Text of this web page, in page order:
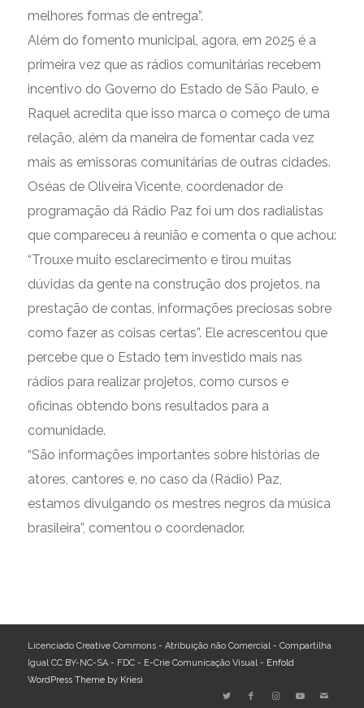
melhores formas de entrega”.
Além do fomento municipal, agora, em 2025 é a
primeira vez que as rádios comunitárias recebem
incentivo do Governo do Estado de São Paulo, e
Raquel acredita que isso marca o começo de uma
relação, além da maneira de fomentar cada vez
mais as emissoras comunitárias de outras cidades.
Oséas de Oliveira Vicente, coordenador de
programação dá Rádio Paz foi um dos radialistas
que compareceu à reunião e comenta o que achou:
“Trouxe muito esclarecimento e tirou muitas
dúvidas da gente na construção dos projetos, na
prestação de contas, informações preciosas sobre
como fazer as coisas certas”. Ele acrescentou que
percebe que o Estado tem investido mais nas
rádios para realizar projetos, como cursos e
oficinas obtendo bons resultados para a
comunidade.
“São informações importantes sobre histórias de
atores, cantores e, no caso da (Rádio) Paz,
estamos divulgando os mestres negros da música
brasileira”, comentou o coordenador.
Licenciado Creative Commons - Atribuição não Comercial - Compartilha
Igual CC BY-NC-SA - FDC - E-Crie Comunicação Visual - Enfold
WordPress Theme by Kriesi